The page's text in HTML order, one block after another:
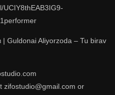
UCIY8thEAB3IG9-
Guldonai Aliyorzoda – Tu birav
zifostudio@gmail.com or